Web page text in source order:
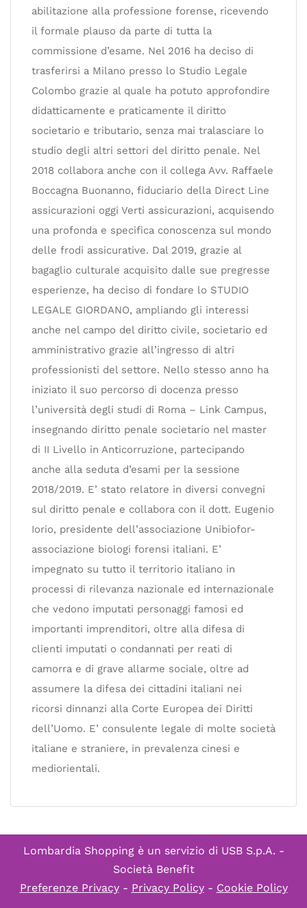
abilitazione alla professione forense, ricevendo
il formale plauso da parte di tutta la
commissione d’esame. Nel 2016 ha deciso di
trasferirsi a Milano presso lo Studio Legale
Colombo grazie al quale ha potuto approfondire
didatticamente e praticamente il diritto
societario e tributario, senza mai tralasciare lo
studio degli altri settori del diritto penale. Nel
2018 collabora anche con il collega Avv. Raffaele
Boccagna Buonanno, fiduciario della Direct Line
assicurazioni oggi Verti assicurazioni, acquisendo
una profonda e specifica conoscenza sul mondo
delle frodi assicurative. Dal 2019, grazie al
bagaglio culturale acquisito dalle sue pregresse
esperienze, ha deciso di fondare lo STUDIO
LEGALE GIORDANO, ampliando gli interessi
anche nel campo del diritto civile, societario ed
amministrativo grazie all’ingresso di altri
professionisti del settore. Nello stesso anno ha
iniziato il suo percorso di docenza presso
l’università degli studi di Roma – Link Campus,
insegnando diritto penale societario nel master
di II Livello in Anticorruzione, partecipando
anche alla seduta d’esami per la sessione
2018/2019. E’ stato relatore in diversi convegni
sul diritto penale e collabora con il dott. Eugenio
Iorio, presidente dell’associazione Unibiofor-
associazione biologi forensi italiani. E’
impegnato su tutto il territorio italiano in
processi di rilevanza nazionale ed internazionale
che vedono imputati personaggi famosi ed
importanti imprenditori, oltre alla difesa di
clienti imputati o condannati per reati di
camorra e di grave allarme sociale, oltre ad
assumere la difesa dei cittadini italiani nei
ricorsi dinnanzi alla Corte Europea dei Diritti
dell’Uomo. E’ consulente legale di molte società
italiane e straniere, in prevalenza cinesi e
mediorientali.
Lombardia Shopping è un servizio di USB S.p.A. -
Società Benefit
Preferenze Privacy- Privacy Policy- Cookie Policy